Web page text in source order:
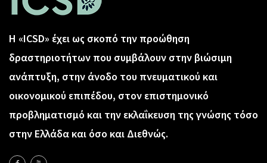
Η «ICSD» έχει ως σκοπό την προώθηση
δραστηριοτήτων που συμβάλουν στην βιώσιμη
ανάπτυξη, στην άνοδο του πνευματικού και
οικονομικού επιπέδου, στον επιστημονικό
προβληματισμό και την εκλαΐκευση της γνώσης τόσο
στην Ελλάδα και όσο και Διεθνώς.